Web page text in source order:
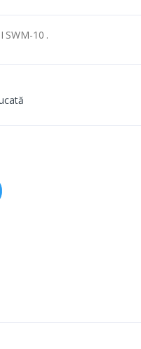
SWM-10 .